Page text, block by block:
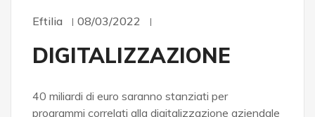
Eftilia 08/03/2022
DIGITALIZZAZIONE
40 miliardi di euro saranno stanziati per
programmi correlati alla digitalizzazione aziendale